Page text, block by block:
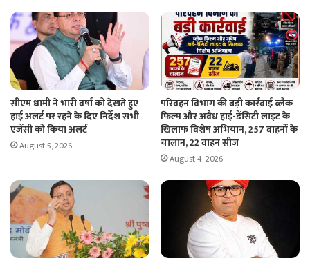
सीएम धामी ने भारी वर्षा को देखते हुए
हाई अलर्ट पर रहने के दिए निर्देश सभी
एजेंसी को किया अलर्ट
August 5, 2026
परिवहन विभाग की बड़ी कार्रवाई ब्लैक
फिल्म और अवैध हाई-डेंसिटी लाइट के
खिलाफ विशेष अभियान, 257 वाहनों के
चालान, 22 वाहन सीज
August 4, 2026